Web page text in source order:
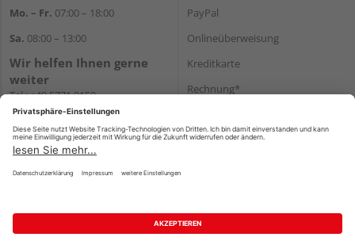
Mo. – Fr. 07:00 – 18:00
Sa. 08:00 – 13:00
Wir helfen Ihnen gerne
weiter
Tel.:+49 5771 9150
E-Mail:info@holz-hassfeld.de
WhatsApp
PayPal
Onlineüberweisung
Kreditkarte
Rechnung*
Versand
Impressum AGB Widerruf
Datenschutz